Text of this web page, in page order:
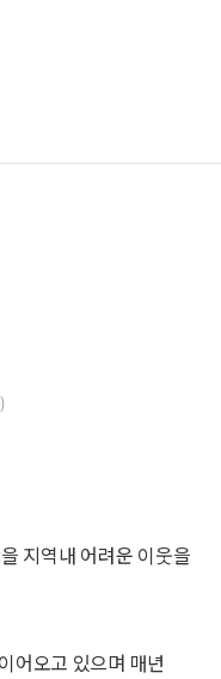
지역내 어려운 이웃을
어오고 있으며 매년